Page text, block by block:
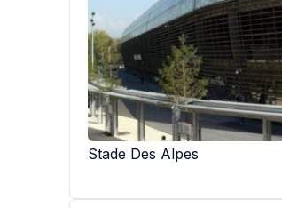
Stade Des Alpes